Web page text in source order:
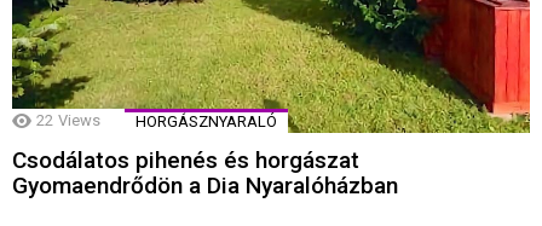
22 Views HORGÁSZNYARALÓ
Csodálatos pihenés és horgászat
Gyomaendrődön a Dia Nyaralóházban